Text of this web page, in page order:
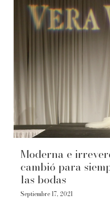
Moderna e
cambió para
las bodas
Septiembre 17, 2021